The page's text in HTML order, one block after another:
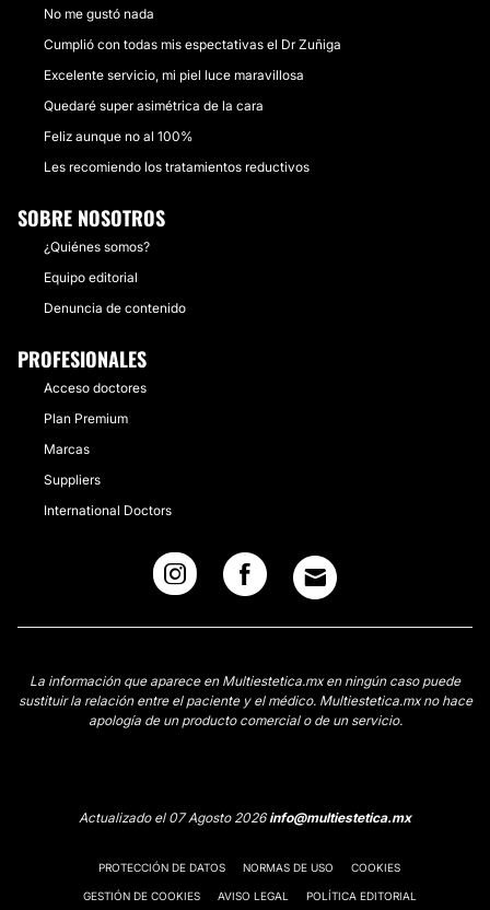
No me gustó nada
Cumplió con todas mis espectativas el Dr Zuñiga
Excelente servicio, mi piel luce maravillosa
Quedaré super asimétrica de la cara
Feliz aunque no al 100%
Les recomiendo los tratamientos reductivos
SOBRE NOSOTROS
¿Quiénes somos?
Equipo editorial
Denuncia de contenido
PROFESIONALES
Acceso doctores
Plan Premium
Marcas
Suppliers
International Doctors
La información que aparece en Multiestetica.mx en ningún caso puede
sustituir la relación entre el paciente y el médico. Multiestetica.mx no hace
apología de un producto comercial o de un servicio.
Actualizado el 07 Agosto 2026info@multiestetica.mx
PROTECCIÓN DE DATOS NORMAS DE USO COOKIES
GESTIÓN DE COOKIES AVISO LEGAL POLÍTICA EDITORIAL